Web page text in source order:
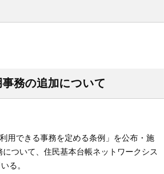
務の追加について
用できる事務を定める条例」を公布・施
ついて、住民基本台帳ネットワークシス
る。